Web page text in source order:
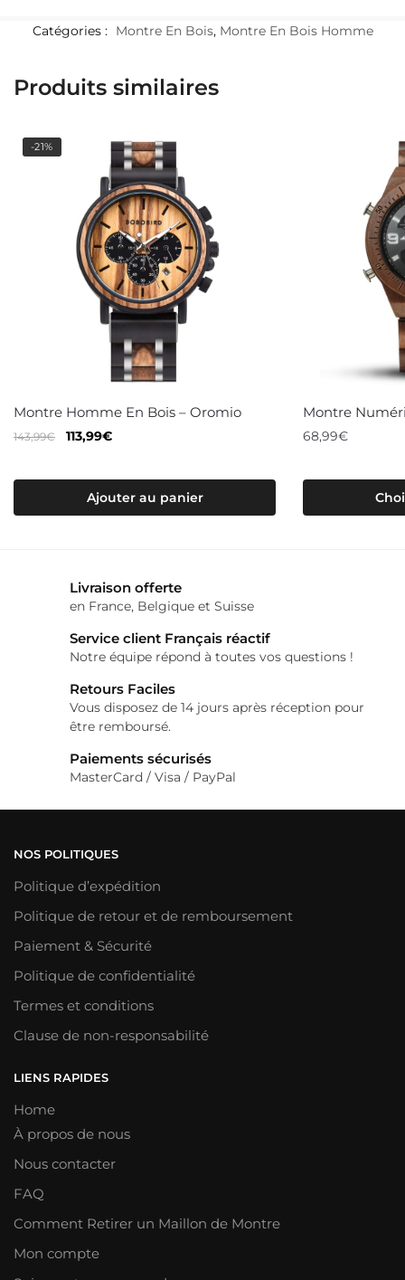
Catégories : Montre En Bois, Montre En Bois Homme
Produits similaires
-21%
Montre Homme En Bois – Oromio
143,99€
Le
était :
143,99€.
113,99€Le
est :
113,99€.
Ajouter au panier
Montre
68,99€
a
être
sur
produit
Livraison offerte
en France, Belgique et Suisse
Service client Français réactif
Notre équipe répond à toutes vos questions !
Retours Faciles
Vous disposez de 14 jours après réception pour
être remboursé.
Paiements sécurisés
MasterCard / Visa / PayPal
NOS POLITIQUES
Politique d’expédition
Politique de retour et de remboursement
Paiement & Sécurité
Politique de confidentialité
Termes et conditions
Clause de non-responsabilité
LIENS RAPIDES
Home
À propos de nous
Nous contacter
FAQ
Comment Retirer un Maillon de Montre
Mon compte